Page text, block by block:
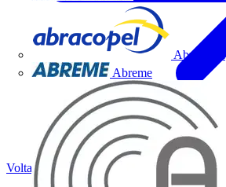
Abracopel
Abreme
Voltar para Notícias